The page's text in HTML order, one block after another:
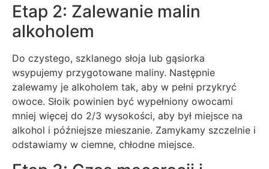
Etap 2: Zalewanie malin
alkoholem
Do czystego, szklanego słoja lub gąsiorka
wsypujemy przygotowane maliny. Następnie
zalewamy je alkoholem tak, aby w pełni przykryć
owoce. Słoik powinien być wypełniony owocami
mniej więcej do 2/3 wysokości, aby był miejsce na
alkohol i późniejsze mieszanie. Zamykamy szczelnie i
odstawiamy w ciemne, chłodne miejsce.